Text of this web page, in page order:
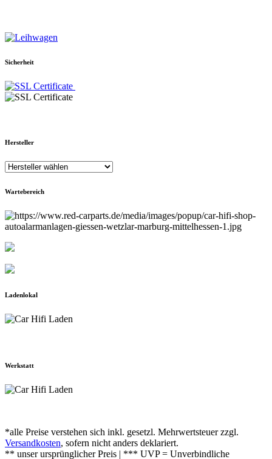
Sicherheit
Hersteller
Wartebereich
Ladenlokal
Werkstatt
*alle Preise verstehen sich inkl. gesetzl. Mehrwertsteuer zzgl.
Versandkosten, sofern nicht anders deklariert.
** unser ursprünglicher Preis | *** UVP = Unverbindliche